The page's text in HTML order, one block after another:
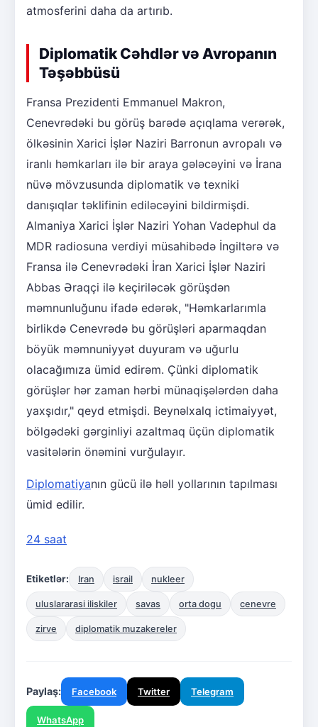
atmosferini daha da artırıb.
Diplomatik Cəhdlər və Avropanın
Təşəbbüsü
Fransa Prezidenti Emmanuel Makron,
Cenevrədəki bu görüş barədə açıqlama verərək,
ölkəsinin Xarici İşlər Naziri Barronun avropalı və
iranlı həmkarları ilə bir araya gələcəyini və İrana
nüvə mövzusunda diplomatik və texniki
danışıqlar təklifinin ediləcəyini bildirmişdi.
Almaniya Xarici İşlər Naziri Yohan Vadephul da
MDR radiosuna verdiyi müsahibədə İngiltərə və
Fransa ilə Cenevrədəki İran Xarici İşlər Naziri
Abbas Əraqçi ilə keçiriləcək görüşdən
məmnunluğunu ifadə edərək, "Həmkarlarımla
birlikdə Cenevrədə bu görüşləri aparmaqdan
böyük məmnuniyyət duyuram və uğurlu
olacağımıza ümid edirəm. Çünki diplomatik
görüşlər hər zaman hərbi münaqişələrdən daha
yaxşıdır," qeyd etmişdi. Beynəlxalq ictimaiyyət,
bölgədəki gərginliyi azaltmaq üçün diplomatik
vasitələrin önəmini vurğulayır.
Diplomatiyanın gücü ilə həll yollarının tapılması
ümid edilir.
24 saat
Etiketlər: Iran israil nukleer
uluslararasi iliskiler savas orta dogu cenevre
zirve diplomatik muzakereler
Paylaş: Facebook Twitter Telegram
WhatsApp